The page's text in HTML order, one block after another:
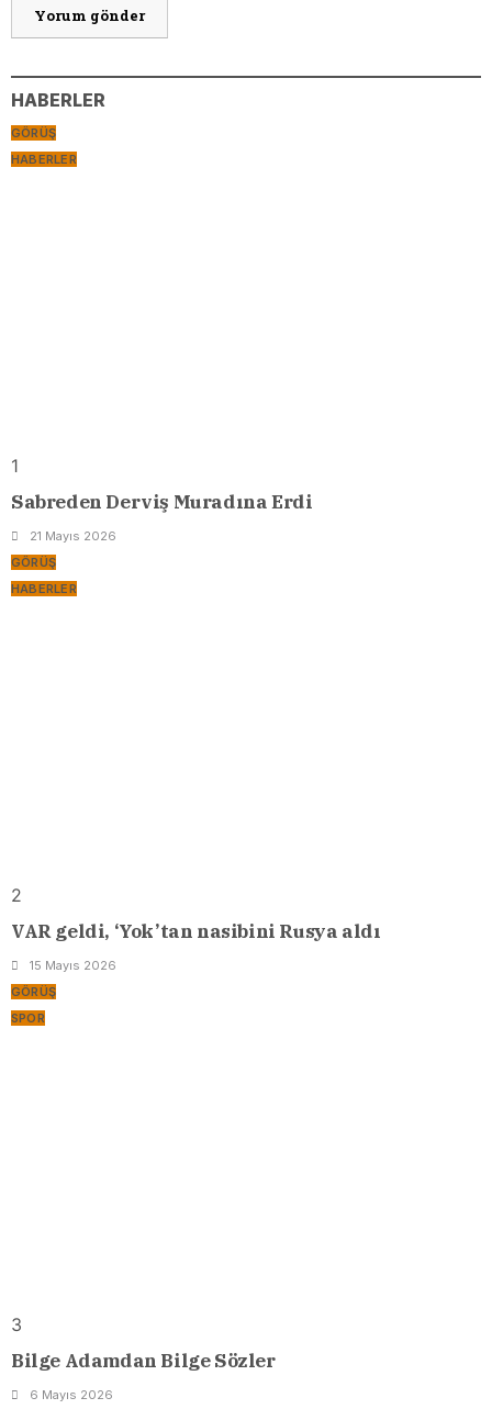
HABERLER
GÖRÜŞ
HABERLER
1
Sabreden Derviş Muradına Erdi
21 Mayıs 2026
GÖRÜŞ
HABERLER
2
VAR geldi, ‘Yok’tan nasibini Rusya aldı
15 Mayıs 2026
GÖRÜŞ
SPOR
3
Bilge Adamdan Bilge Sözler
6 Mayıs 2026